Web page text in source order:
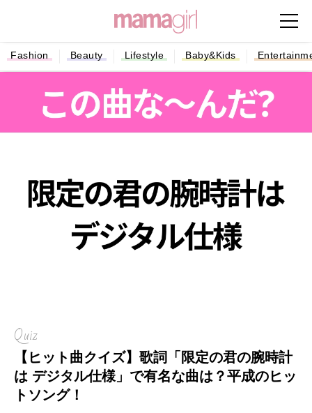
Fashion Beauty Lifestyle Baby&Kids
Quiz
【ヒット曲クイズ】歌詞「限定の君の腕時計
は デジタル仕様」で有名な曲は？平成のヒッ
トソング！